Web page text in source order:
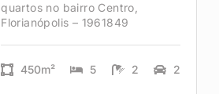
quartos no bairro Centro,
Florianópolis – 1961849
450m² 5 2 2